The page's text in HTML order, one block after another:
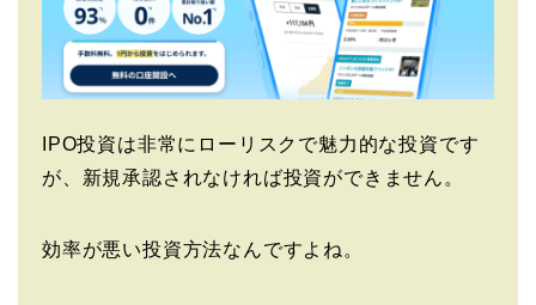
IPO投資は非常にローリスクで魅力的な投資です
が、新規承認されなければ投資ができません。
効率が悪い投資方法なんですよね。